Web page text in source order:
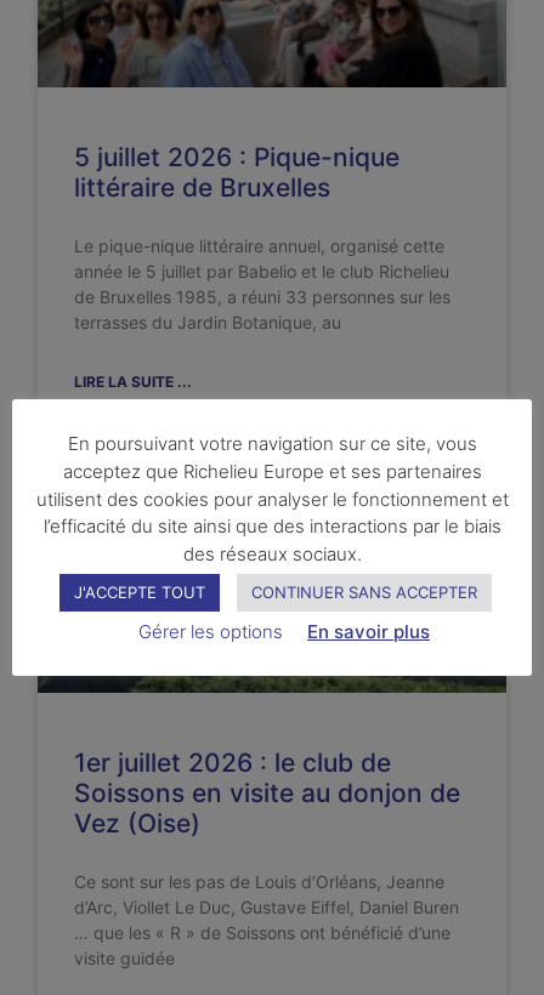
5 juillet 2026 : Pique-nique
littéraire de Bruxelles
Le pique-nique littéraire annuel, organisé cette
année le 5 juillet par Babelio et le club Richelieu
de Bruxelles 1985, a réuni 33 personnes sur les
terrasses du Jardin Botanique, au
LIRE LA SUITE ...
AUJOURD'HUI
1er juillet 2026 : le club de
Soissons en visite au donjon de
Vez (Oise)
Ce sont sur les pas de Louis d’Orléans, Jeanne
d’Arc, Viollet Le Duc, Gustave Eiffel, Daniel Buren
… que les « R » de Soissons ont bénéficié d’une
visite guidée
En poursuivant votre navigation sur ce site, vous
acceptez que Richelieu Europe et ses partenaires
utilisent des cookies pour analyser le fonctionnement et
l’efficacité du site ainsi que des interactions par le biais
des réseaux sociaux.
J'ACCEPTE TOUT CONTINUER SANS ACCEPTER
Gérer les options En savoir plus